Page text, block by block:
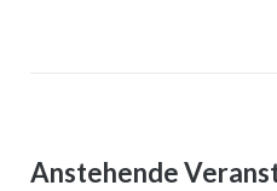
Anstehende